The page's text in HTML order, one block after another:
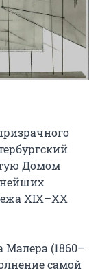
Домом
XIX–XX
(1860–
самой